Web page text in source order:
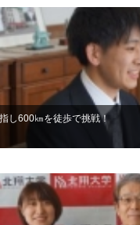
し600㎞を徒歩で挑戦！